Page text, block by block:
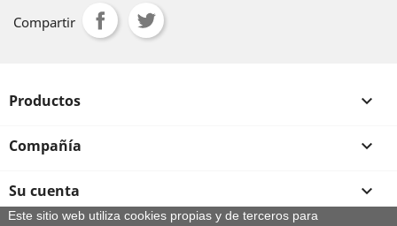
Compartir
Productos 
Compañía 
Su cuenta 
Este sitio web utiliza cookies propias y de terceros para